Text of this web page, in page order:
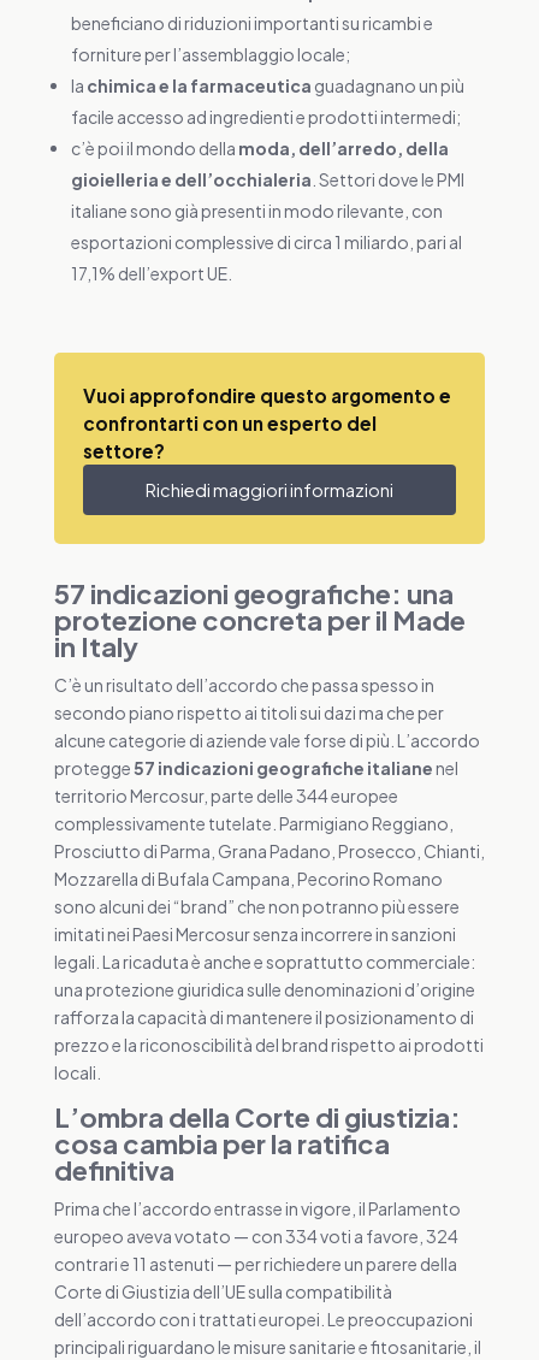
beneficiano di riduzioni importanti su ricambi e
forniture per l’assemblaggio locale;
la chimica e la farmaceutica guadagnano un più
facile accesso ad ingredienti e prodotti intermedi;
c’è poi il mondo della moda, dell’arredo, della
gioielleria e dell’occhialeria . Settori dove le PMI
italiane sono già presenti in modo rilevante, con
esportazioni complessive di circa 1 miliardo, pari al
17,1% dell’export UE.
Vuoi approfondire questo argomento e
confrontarti con un esperto del
settore?
Richiedi maggiori informazioni
57 indicazioni geografiche: una
protezione concreta per il Made
in Italy
C’è un risultato dell’accordo che passa spesso in
secondo piano rispetto ai titoli sui dazi ma che per
alcune categorie di aziende vale forse di più. L’accordo
protegge57 indicazioni geografiche italianenel
territorio Mercosur, parte delle 344 europee
complessivamente tutelate. Parmigiano Reggiano,
Prosciutto di Parma, Grana Padano, Prosecco, Chianti,
Mozzarella di Bufala Campana, Pecorino Romano
sono alcuni dei “brand” che non potranno più essere
imitati nei Paesi Mercosur senza incorrere in sanzioni
legali. La ricaduta è anche e soprattutto commerciale:
una protezione giuridica sulle denominazioni d’origine
rafforza la capacità di mantenere il posizionamento di
prezzo e la riconoscibilità del brand rispetto ai prodotti
locali.
L’ombra della Corte di giustizia:
cosa cambia per la ratifica
definitiva
Prima che l’accordo entrasse in vigore, il Parlamento
europeo aveva votato — con 334 voti a favore, 324
contrari e 11 astenuti — per richiedere un parere della
Corte di Giustizia dell’UE sulla compatibilità
dell’accordo con i trattati europei. Le preoccupazioni
principali riguardano le misure sanitarie e fitosanitarie, il